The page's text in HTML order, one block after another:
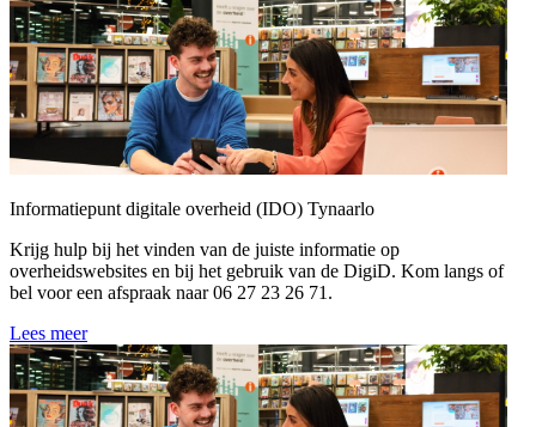
Informatiepunt digitale overheid (IDO) Tynaarlo
Krijg hulp bij het vinden van de juiste informatie op
overheidswebsites en bij het gebruik van de DigiD. Kom langs of
bel voor een afspraak naar 06 27 23 26 71.
Lees meer